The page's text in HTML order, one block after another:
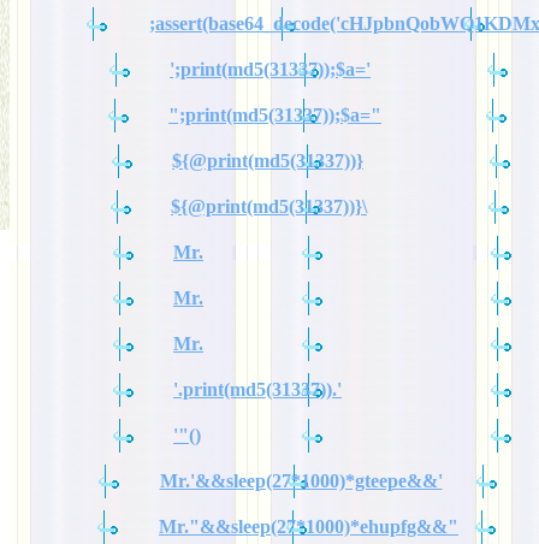
';print(md5(31337));$a='
";print(md5(31337));$a="
${@print(md5(31337))}
${@print(md5(31337))}\
Mr.
Mr.
Mr.
'.print(md5(31337)).'
'"()
Mr.'&&sleep(27*1000)*gteepe&&'
Mr."&&sleep(27*1000)*ehupfg&&"